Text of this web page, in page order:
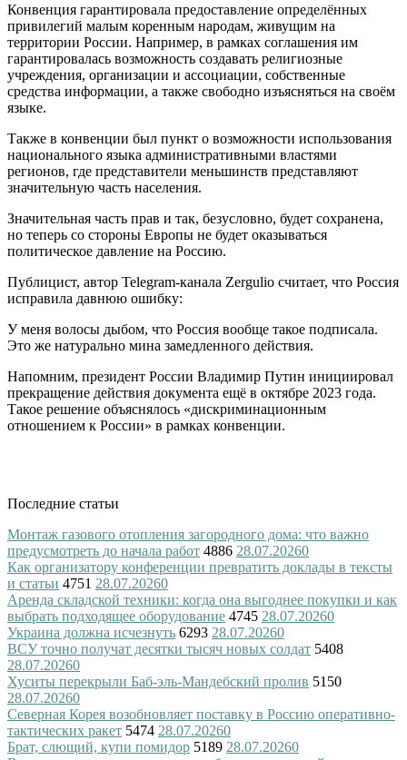
Конвенция гарантировала предоставление определённых
привилегий малым коренным народам, живущим на
территории России. Например, в рамках соглашения им
гарантировалась возможность создавать религиозные
учреждения, организации и ассоциации, собственные
средства информации, а также свободно изъясняться на своём
языке.
Также в конвенции был пункт о возможности использования
национального языка административными властями
регионов, где представители меньшинств представляют
значительную часть населения.
Значительная часть прав и так, безусловно, будет сохранена,
но теперь со стороны Европы не будет оказываться
политическое давление на Россию.
Публицист, автор Telegram-канала Zergulio считает, что Россия
исправила давнюю ошибку:
У меня волосы дыбом, что Россия вообще такое подписала.
Это же натурально мина замедленного действия.
Напомним, президент России Владимир Путин инициировал
прекращение действия документа ещё в октябре 2023 года.
Такое решение объяснялось «дискриминационным
отношением к России» в рамках конвенции.
Последние статьи
Монтаж газового отопления загородного дома: что важно
предусмотреть до начала работ 4886 28.07.20260
Как организатору конференции превратить доклады в тексты
и статьи 4751 28.07.20260
Аренда складской техники: когда она выгоднее покупки и как
выбрать подходящее оборудование 4745 28.07.20260
Украина должна исчезнуть 6293 28.07.20260
ВСУ точно получат десятки тысяч новых солдат 5408
28.07.20260
Хуситы перекрыли Баб-эль-Мандебский пролив 5150
28.07.20260
Северная Корея возобновляет поставку в Россию оперативно-
тактических ракет 5474 28.07.20260
Брат, слющий, купи помидор 5189 28.07.20260